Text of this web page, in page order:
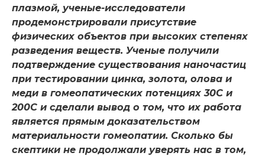
плазмой, ученые-исследователи
продемонстрировали присутствие
физических объектов при высоких степенях
разведения веществ. Ученые получили
подтверждение существования наночастиц
при тестировании цинка, золота, олова и
меди в гомеопатических потенциях 30С и
200С и сделали вывод о том, что их работа
является прямым доказательством
материальности гомеопатии. Сколько бы
скептики не продолжали уверять нас в том,